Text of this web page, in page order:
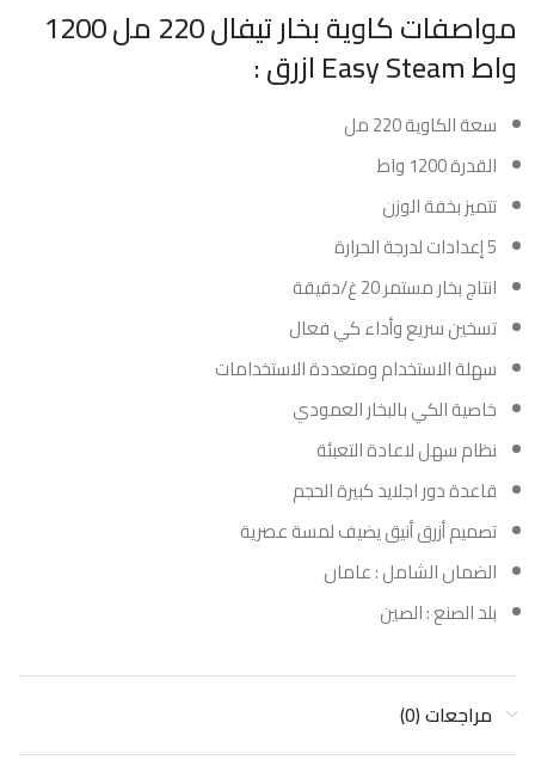
مواصفات كاوية بخار تيفال 220 مل 1200
واط Easy Steam ازرق :
سعة الكاوية 220 مل
القدرة 1200 واط
تتميز بخفة الوزن
5 إعدادات لدرجة الحرارة
انتاج بخار مستمر 20 غ/دقيقة
تسخين سريع وأداء كي فعال
سهلة الاستخدام ومتعددة الاستخدامات
خاصية الكي بالبخار العمودي
نظام سهل لاعادة التعبئة
قاعدة دور اجلايد كبيرة الحجم
تصميم أزرق أنيق يضيف لمسة عصرية
الضمان الشامل : عامان
بلد الصنع : الصين
مراجعات (0)